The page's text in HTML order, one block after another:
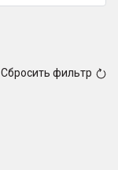
Сбросить фильтр